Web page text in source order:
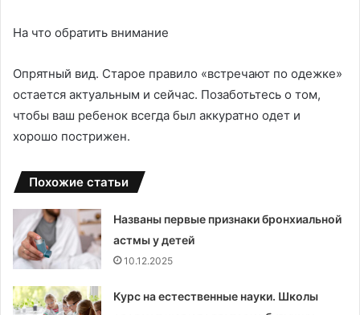
На что обратить внимание
Опрятный вид. Старое правило «встречают по одежке»
остается актуальным и сейчас. Позаботьтесь о том,
чтобы ваш ребенок всегда был аккуратно одет и
хорошо пострижен.
Похожие статьи
Названы первые признаки бронхиальной
астмы у детей
10.12.2025
Курс на естественные науки. Школы